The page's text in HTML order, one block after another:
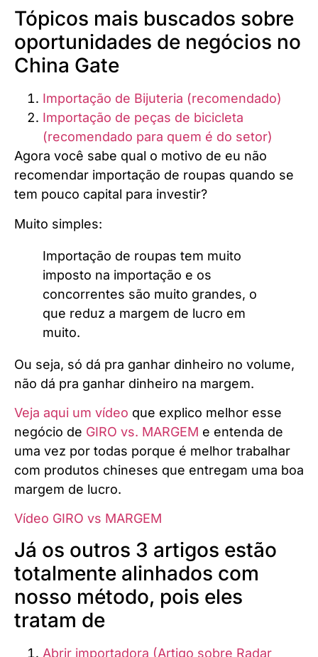
Tópicos mais buscados sobre
oportunidades de negócios no
China Gate
Importação de Bijuteria (recomendado)
Importação de peças de bicicleta
(recomendado para quem é do setor)
Agora você sabe qual o motivo de eu não
recomendar importação de roupas quando se
tem pouco capital para investir?
Muito simples:
Importação de roupas tem muito
imposto na importação e os
concorrentes são muito grandes, o
que reduz a margem de lucro em
muito.
Ou seja, só dá pra ganhar dinheiro no volume,
não dá pra ganhar dinheiro na margem.
Veja aqui um vídeo que explico melhor esse
negócio de GIRO vs. MARGEM e entenda de
uma vez por todas porque é melhor trabalhar
com produtos chineses que entregam uma boa
margem de lucro.
Vídeo GIRO vs MARGEM
Já os outros 3 artigos estão
totalmente alinhados com
nosso método, pois eles
tratam de
Abrir importadora (Artigo sobre Radar